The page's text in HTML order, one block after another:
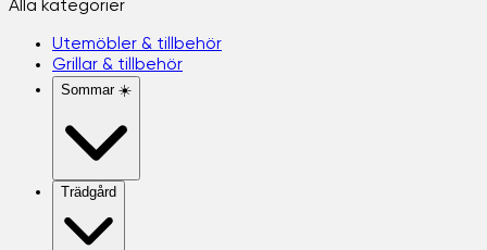
Alla kategorier
Utemöbler & tillbehör
Grillar & tillbehör
Sommar ☀️
Trädgård